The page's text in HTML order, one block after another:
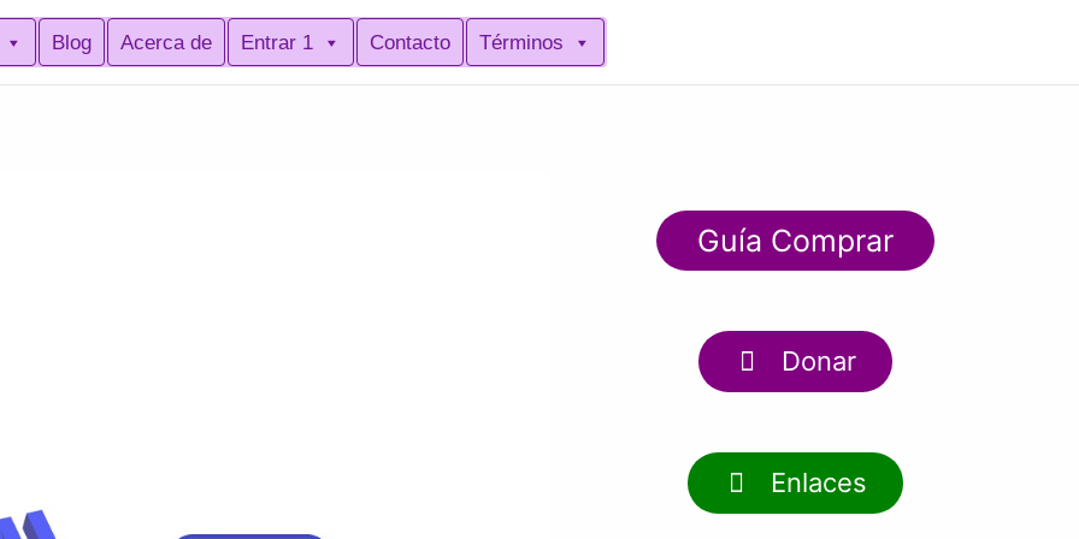
Blog Acerca de Entrar 1 Contacto Términos
Guía Comprar
Donar
Enlaces